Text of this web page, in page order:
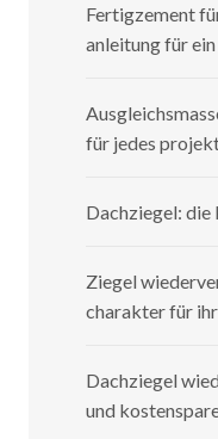
Fertigzement
anleitung für
für jedes
Dachziegel: die
Ziegel
charakter für
Dachziegel
und